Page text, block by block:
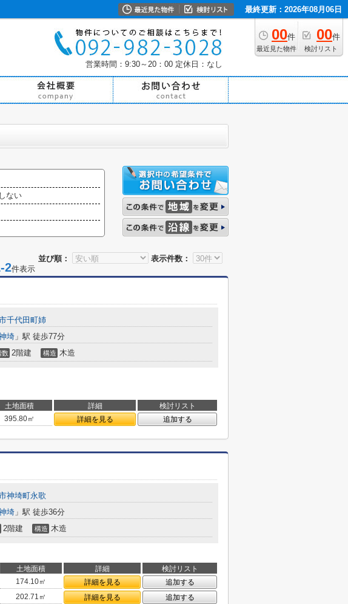
最終更新：2026年08月06日
00件
最近見た物件
00件
検討リスト
営業時間：9:30～20：00 定休日：なし
ない
並び順：
表示件数：
件表示
千代田町姉
埼 」駅 徒歩77分
数 2階建 構造 木造
土地面積 詳細
検討リスト
395.80㎡ 詳細を見る 追加する
神埼町永歌
埼 」駅 徒歩36分
2階建 構造 木造
土地面積 詳細
検討リスト
174.10㎡ 詳細を見る
追加する
202.71㎡ 詳細を見る 追加する